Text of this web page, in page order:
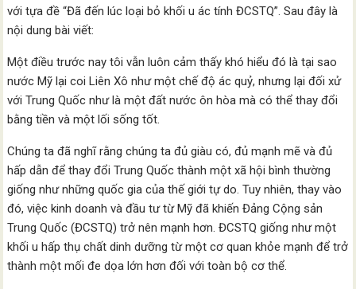
với tựa đề “Đã đến lúc loại bỏ khối u ác tính ĐCSTQ”. Sau đây là
nội dung bài viết:
Một điều trước nay tôi vẫn luôn cảm thấy khó hiểu đó là tại sao
nước Mỹ lại coi Liên Xô như một chế độ ác quỷ, nhưng lại đối xử
với Trung Quốc như là một đất nước ôn hòa mà có thể thay đổi
bằng tiền và một lối sống tốt.
Chúng ta đã nghĩ rằng chúng ta đủ giàu có, đủ mạnh mẽ và đủ
hấp dẫn để thay đổi Trung Quốc thành một xã hội bình thường
giống như những quốc gia của thế giới tự do. Tuy nhiên, thay vào
đó, việc kinh doanh và đầu tư từ Mỹ đã khiến Đảng Cộng sản
Trung Quốc (ĐCSTQ) trở nên mạnh hơn. ĐCSTQ giống như một
khối u hấp thụ chất dinh dưỡng từ một cơ quan khỏe mạnh để trở
thành một mối đe dọa lớn hơn đối với toàn bộ cơ thể.